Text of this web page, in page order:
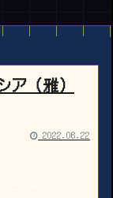
（雅）
2022.06.22